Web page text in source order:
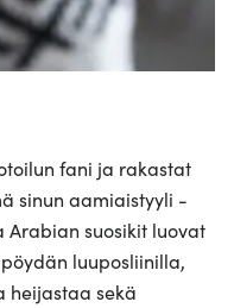
fani ja rakastat
sinun aamiaistyyli -
Arabian suosikit luovat
luuposliinilla,
heijastaa sekä